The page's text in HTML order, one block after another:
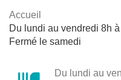
Accueil
Du lundi au vendredi 8h
Fermé le samedi
Du lundi au